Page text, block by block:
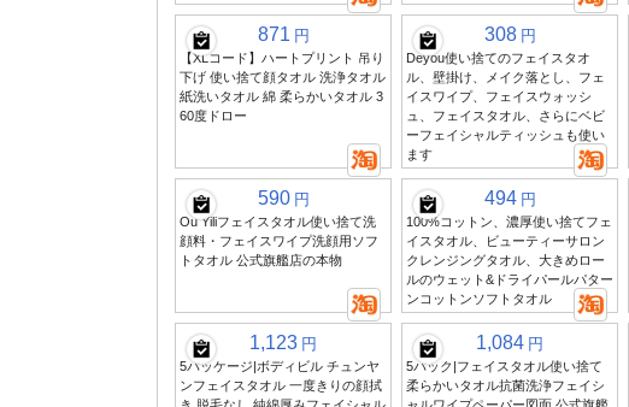
871 円
【XLコード】ハートプリント 吊り
下げ 使い捨て顔タオル 洗浄タオル
紙洗いタオル 綿 柔らかいタオル 3
60度ドロー
308 円
Deyou使い捨てのフェイスタオ
ル、壁掛け、メイク落とし、フェ
イスワイプ、フェイスウォッシ
ュ、フェイスタオル、さらにベビ
ーフェイシャルティッシュも使い
ます
590 円
Ou Yiliフェイスタオル使い捨て洗
顔料・フェイスワイプ洗顔用ソフ
トタオル 公式旗艦店の本物
494 円
100%コットン、濃厚使い捨てフェ
イスタオル、ビューティーサロン
クレンジングタオル、大きめロー
ルのウェット&ドライパールパター
ンコットンソフトタオル
1,123 円
5パッケージ|ボディビル チュンヤ
ンフェイスタオル 一度きりの顔拭
1,084 円
5パック|フェイスタオル使い捨て
柔らかいタオル抗菌洗浄フェイシ